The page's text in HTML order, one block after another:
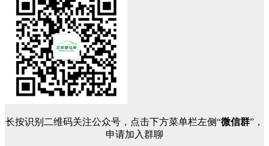
长按识别二维码关注公众号，点击下方菜单栏左侧“微信群”，
申请加入群聊